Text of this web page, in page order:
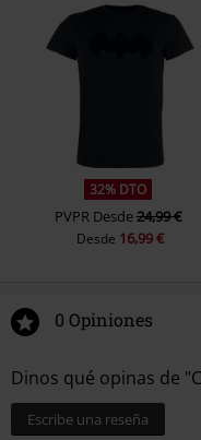
32% DTO
PVPR Desde24,99 €
Desde 16,99 €
0 Opiniones
Dinos qué opinas de
Escribe una reseña